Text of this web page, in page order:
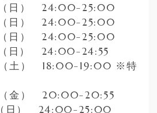
（日） 24:00-25:00
（日） 24:00-25:00
（日） 24:00-25:00
（日） 24:00-24:55
（土） 18:00-19:00 ※特
（金） 20:00-20:55
（日） 24:00-25:00